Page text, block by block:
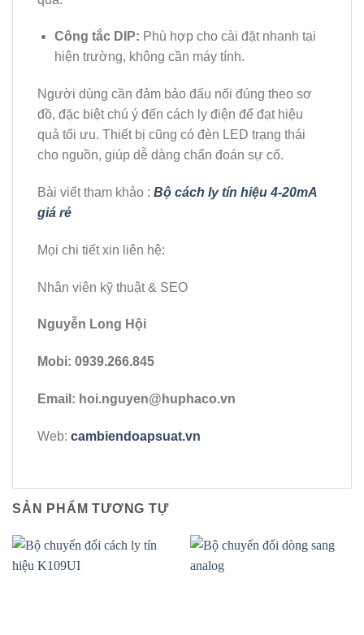
Công tắc DIP: Phù hợp cho cài đặt nhanh tại
hiện trường, không cần máy tính.
Người dùng cần đảm bảo đấu nối đúng theo sơ
đồ, đặc biệt chú ý đến cách ly điện để đạt hiệu
quả tối ưu. Thiết bị cũng có đèn LED trạng thái
cho nguồn, giúp dễ dàng chẩn đoán sự cố.
Bài viết tham khảo : Bộ cách ly tín hiệu 4-20mA
giá rẻ
Mọi chi tiết xin liên hệ:
Nhân viên kỹ thuật & SEO
Nguyễn Long Hội
Mobi: 0939.266.845
Email: hoi.nguyen@huphaco.vn
Web: cambiendoapsuat.vn
SẢN PHẨM TƯƠNG TỰ